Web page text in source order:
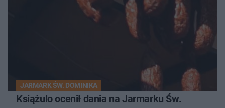
JARMARK ŚW. DOMINIKA
Książulo ocenił dania na Jarmarku Św.